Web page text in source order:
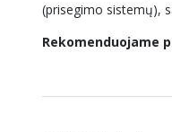
(prisegimo sistemų),
Rekomenduojame